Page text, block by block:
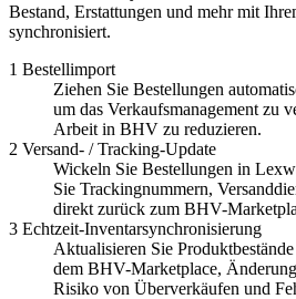
Bestand, Erstattungen und mehr mit
synchronisiert.
1 Bestellimport
Ziehen Sie Bestellungen
um das Verkaufsmanagement zu
Arbeit in BHV zu reduzieren.
2 Versand- / Tracking-Update
Wickeln Sie Bestellungen in
Sie Trackingnummern,
direkt zurück zum BHV-
3 Echtzeit-Inventarsynchronisierung
Aktualisieren Sie
dem BHV-Marketplace,
Risiko von Überverkäufen und